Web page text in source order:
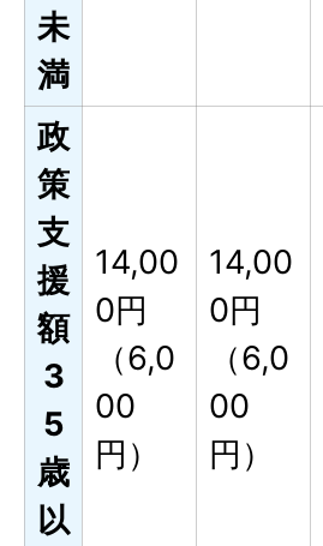
未
満
政
策
支
援
額
3
5
歳
以
14,00
0円
（6,0
00
円）
14,00
0円
（6,0
00
円）